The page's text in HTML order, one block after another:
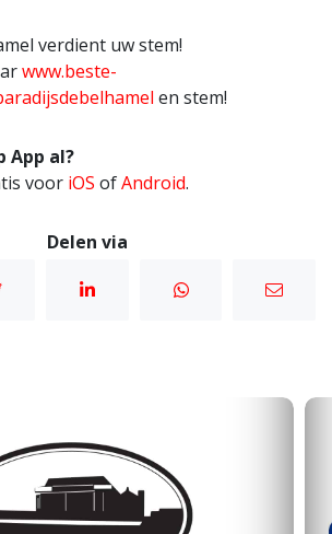
verdient uw stem!
www.beste-
en stem!
App al?
voor iOS ofAndroid.
Delen via